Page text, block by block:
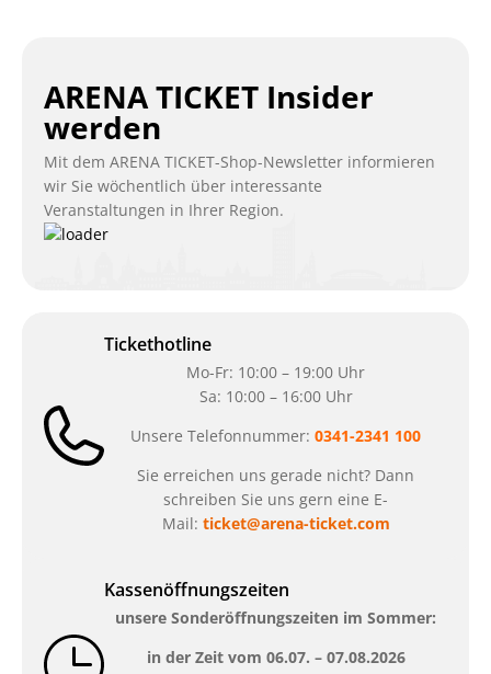
ARENA TICKET Insider
werden
Mit dem ARENA TICKET-Shop-Newsletter informieren
wir Sie wöchentlich über interessante
Veranstaltungen in Ihrer Region.
Tickethotline
Mo-Fr: 10:00 – 19:00 Uhr
Sa: 10:00 – 16:00 Uhr
Unsere Telefonnummer: 0341-2341 100
Sie erreichen uns gerade nicht? Dann
schreiben Sie uns gern eine E-
Mail: ticket@arena-ticket.com
Kassenöffnungszeiten
unsere Sonderöffnungszeiten im Sommer:
in der Zeit vom 06.07. – 07.08.2026